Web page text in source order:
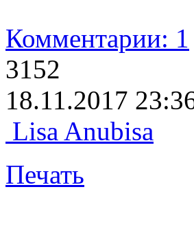
Комментарии: 1
3152
18.11.2017
Lisa Anubisa
Печать